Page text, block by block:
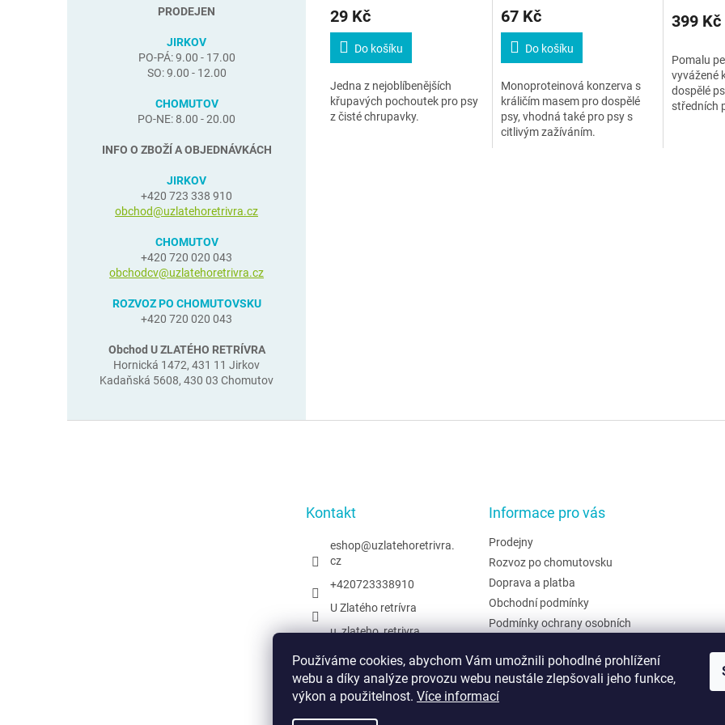
Používáme cookies, abychom Vám umožnili pohodlné prohlížení
webu a díky analýze provozu webu neustále zlepšovali jeho funkce,
výkon a použitelnost. Více informací
PRODEJEN
JIRKOV
PO-PÁ: 9.00 - 17.00
SO: 9.00 - 12.00
CHOMUTOV
PO-NE: 8.00 - 20.00
INFO O ZBOŽÍ A OBJEDNÁVKÁCH
JIRKOV
+420 723 338 910
obchod@uzlatehoretrivra.cz
CHOMUTOV
+420 720 020 043
obchodcv@uzlatehoretrivra.cz
ROZVOZ PO CHOMUTOVSKU
+420 720 020 043
Obchod U ZLATÉHO RETRÍVRA
Hornická 1472, 431 11 Jirkov
Kadaňská 5608, 430 03 Chomutov
29 Kč
Do košíku
Jedna z nejoblíbenějších
křupavých pochoutek pro psy
z čisté chrupavky.
67 Kč
Do košíku
Monoproteinová konzerva s
králičím masem pro dospělé
psy, vhodná také pro psy s
citlivým zažíváním.
399 Kč
Pomalu
vyvážené
dospělé
středních
Kontakt
eshop@uzlatehoretrivra.
cz
+420723338910
U Zlatého retrívra
u_zlateho_retrivra
@uzlatehoretrivra
Informace pro vás
Prodejny
Rozvoz po chomutovsku
Doprava a platba
Obchodní podmínky
Podmínky ochrany osobních
Hodnocení obchodu
Moje objednávka